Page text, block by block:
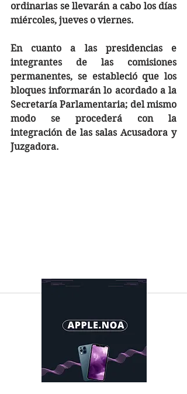
ordinarias se llevarán a cabo los días
miércoles, jueves o viernes.
En cuanto a las presidencias e
integrantes de las comisiones
permanentes, se estableció que los
bloques informarán lo acordado a la
Secretaría Parlamentaria; del mismo
modo se procederá con la
integración de las salas Acusadora y
Juzgadora.